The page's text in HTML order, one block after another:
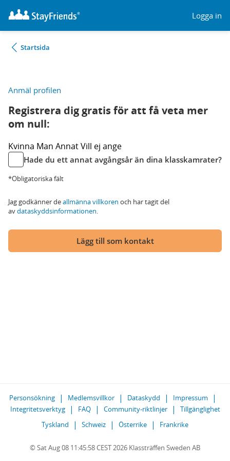
Logga in
Startsida
Anmäl profilen
Registrera dig gratis för att få veta mer
om null:
Kvinna Man AnnatVill ej ange
Hade du ett annat avgångsår än dina klasskamrater?
*Obligatoriska fält
Jag godkänner deallmänna villkoren och har tagit del
avdataskyddsinformationen.
Lägg till som kontakt
Personsökning Medlemsvillkor Dataskydd
Impressum
Integritetsverktyg
FAQ Community-riktlinjer
Tillgänglighet
Tyskland
Schweiz Österrike Frankrike
© Sat Aug 08 11:45:58 CEST 2026 Klassträffen Sweden AB